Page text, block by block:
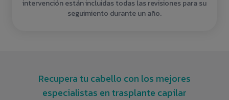
intervención están incluidas todas las revisiones para su
seguimiento durante un año.
Recupera tu cabello con los mejores
especialistas en trasplante capilar